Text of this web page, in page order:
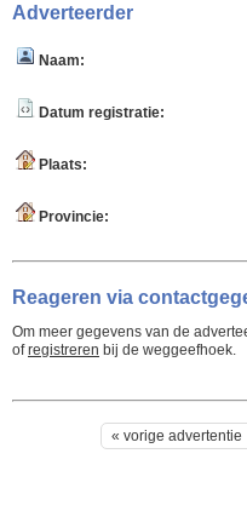
Adverteerder
Naam:
Datum registratie:
Plaats:
Provincie:
Reageren via
Om meer gegevens van de
ofregistreren bij de weggeefhoek.
« vorige advertentie